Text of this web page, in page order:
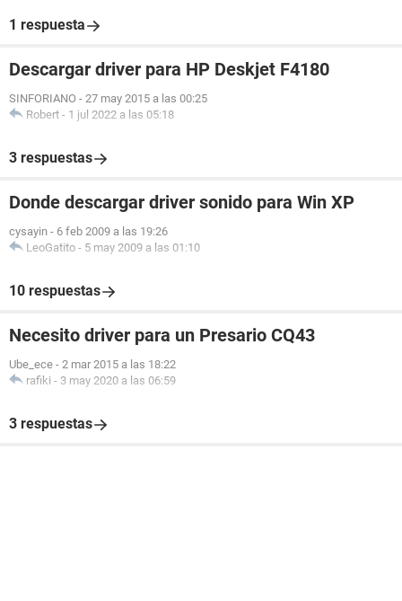
1 respuesta
Descargar driver para HP Deskjet F4180
SINFORIANO - 27 may 2015 a las 00:25
Robert - 1 jul 2022 a las 05:18
3 respuestas
Donde descargar driver sonido para Win XP
cysayin - 6 feb 2009 a las 19:26
LeoGatito - 5 may 2009 a las 01:10
10 respuestas
Necesito driver para un Presario CQ43
Ube_ece - 2 mar 2015 a las 18:22
rafiki - 3 may 2020 a las 06:59
3 respuestas